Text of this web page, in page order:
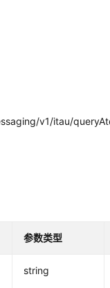
v1/itau/
参数类型
string